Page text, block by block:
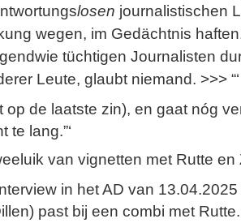
losen journalistischen
wegen, im Gedächtnis
tüchtigen Journalisten
Leute, glaubt niemand. >>> “‘
op de laatste zin), en gaat nóg
te lang.”‘
van vignetten met Rutte en
in het AD van
past bij een combi met